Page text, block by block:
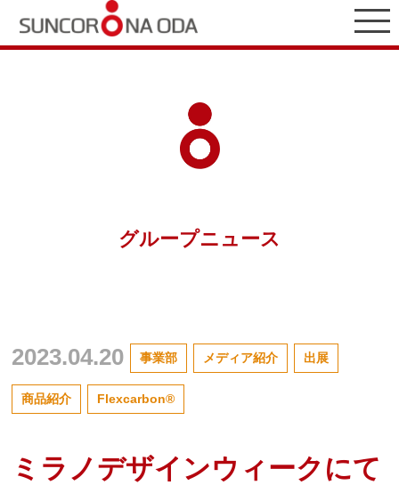
グループニュース
2023.04.20 事業部 メディア紹介 出展
商品紹介 Flexcarbon®
ミラノデザインウィークにて